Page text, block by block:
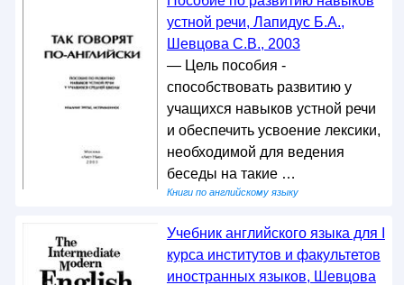
устной речи, Лапидус Б.А.,
Шевцова С.В., 2003
— Цель пособия -
способствовать развитию у
учащихся навыков устной речи
и обеспечить усвоение лексики,
необходимой для ведения
беседы на такие …
Книги по английскому языку
Учебник английского языка для I
курса институтов и факультетов
иностранных языков, Шевцова